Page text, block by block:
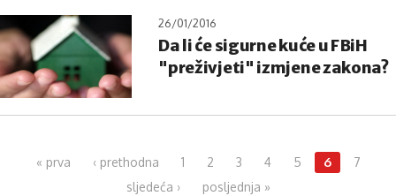
26/01/2016
Da li će sigurne kuće u FBiH
"preživjeti" izmjene zakona?
« prva ‹ prethodna 1 2 3 4 5 6
7
sljedeća ›
posljednja »